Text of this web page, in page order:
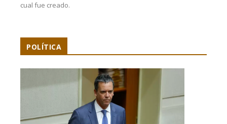
cual fue creado.
POLÍTICA